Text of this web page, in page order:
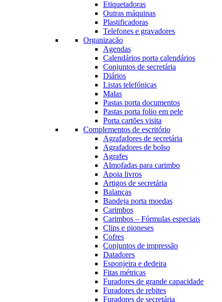
Etiquetadoras
Outras máquinas
Plastificadoras
Telefones e gravadores
Organização
Agendas
Calendários porta calendários
Conjuntos de secretária
Diários
Listas telefónicas
Malas
Pastas porta documentos
Pastas porta folio em pele
Porta cartões visita
Complementos de escritório
Agrafadores de secretária
Agrafadores de bolso
Agrafes
Almofadas para carimbo
Apoia livros
Artigos de secretária
Balanças
Bandeja porta moedas
Carimbos
Carimbos – Fórmulas especiais
Clips e pioneses
Cofres
Conjuntos de impressão
Datadores
Esponjeira e dedeira
Fitas métricas
Furadores de grande capacidade
Furadores de rebites
Furadores de secretária